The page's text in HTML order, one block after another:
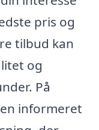
pris og
tilbud kan
og
På
informeret